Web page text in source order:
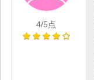
4/5点